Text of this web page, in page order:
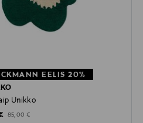
EELIS 20%
Unikko
Price
Original Price
85,00 €